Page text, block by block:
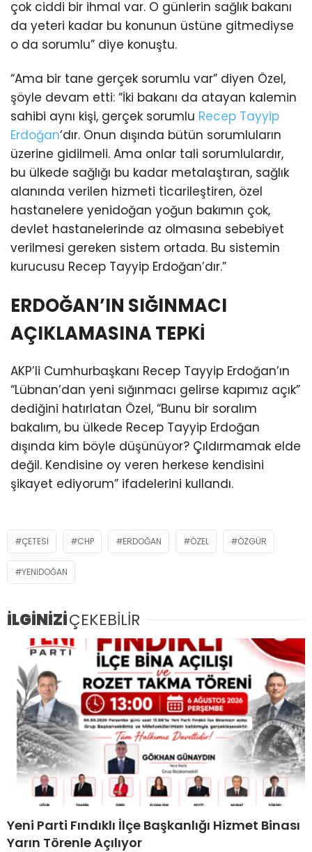
çok ciddi bir ihmal var. O günlerin sağlık bakanı
da yeteri kadar bu konunun üstüne gitmediyse
o da sorumlu” diye konuştu.
“Ama bir tane gerçek sorumlu var” diyen Özel,
şöyle devam etti: “İki bakanı da atayan kalemin
sahibi aynı kişi, gerçek sorumlu Recep Tayyip
Erdoğan‘dır. Onun dışında bütün sorumluların
üzerine gidilmeli. Ama onlar tali sorumlulardır,
bu ülkede sağlığı bu kadar metalaştıran, sağlık
alanında verilen hizmeti ticarileştiren, özel
hastanelere yenidoğan yoğun bakımın çok,
devlet hastanelerinde az olmasına sebebiyet
verilmesi gereken sistem ortada. Bu sistemin
kurucusu Recep Tayyip Erdoğan’dır.”
ERDOĞAN’IN SIĞINMACI
AÇIKLAMASINA TEPKİ
AKP’li Cumhurbaşkanı Recep Tayyip Erdoğan’ın
“Lübnan’dan yeni sığınmacı gelirse kapımız açık”
dediğini hatırlatan Özel, “Bunu bir soralım
bakalım, bu ülkede Recep Tayyip Erdoğan
dışında kim böyle düşünüyor? Çıldırmamak elde
değil. Kendisine oy veren herkese kendisini
şikayet ediyorum” ifadelerini kullandı.
ÇETESI CHP ERDOĞAN ÖZEL ÖZGÜR
YENIDOĞAN
İLGİNİZİÇEKEBİLİR
Yeni Parti Fındıklı İlçe Başkanlığı Hizmet Binası
Yarın Törenle Açılıyor